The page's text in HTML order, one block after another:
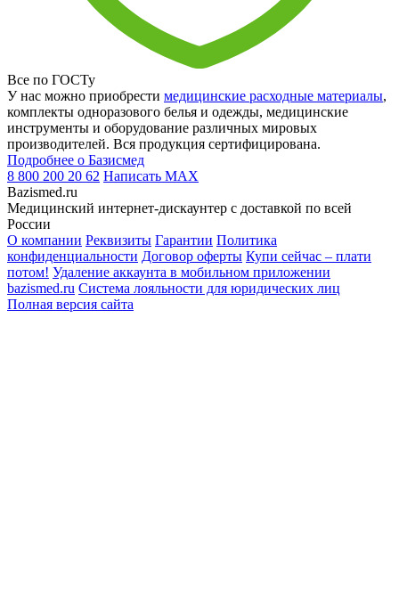
Все по ГОСТу
У нас можно приобрести медицинские расходные материалы,
комплекты одноразового белья и одежды, медицинские
инструменты и оборудование различных мировых
производителей. Вся продукция сертифицирована.
Подробнее о Базисмед
8 800 200 20 62 Написать MAX
Bazismed.ru
Медицинский интернет-дискаунтер с доставкой по всей
России
О компании Реквизиты Гарантии Политика
конфиденциальности Договор оферты Купи сейчас – плати
потом! Удаление аккаунта в мобильном приложении
bazismed.ru Система лояльности для юридических лиц
Полная версия сайта